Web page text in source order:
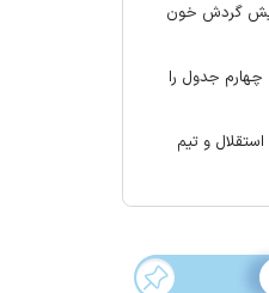
گردش خون
جدول را
و تیم